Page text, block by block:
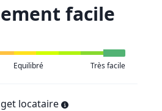
facile
Equilibré Très facile
locataire